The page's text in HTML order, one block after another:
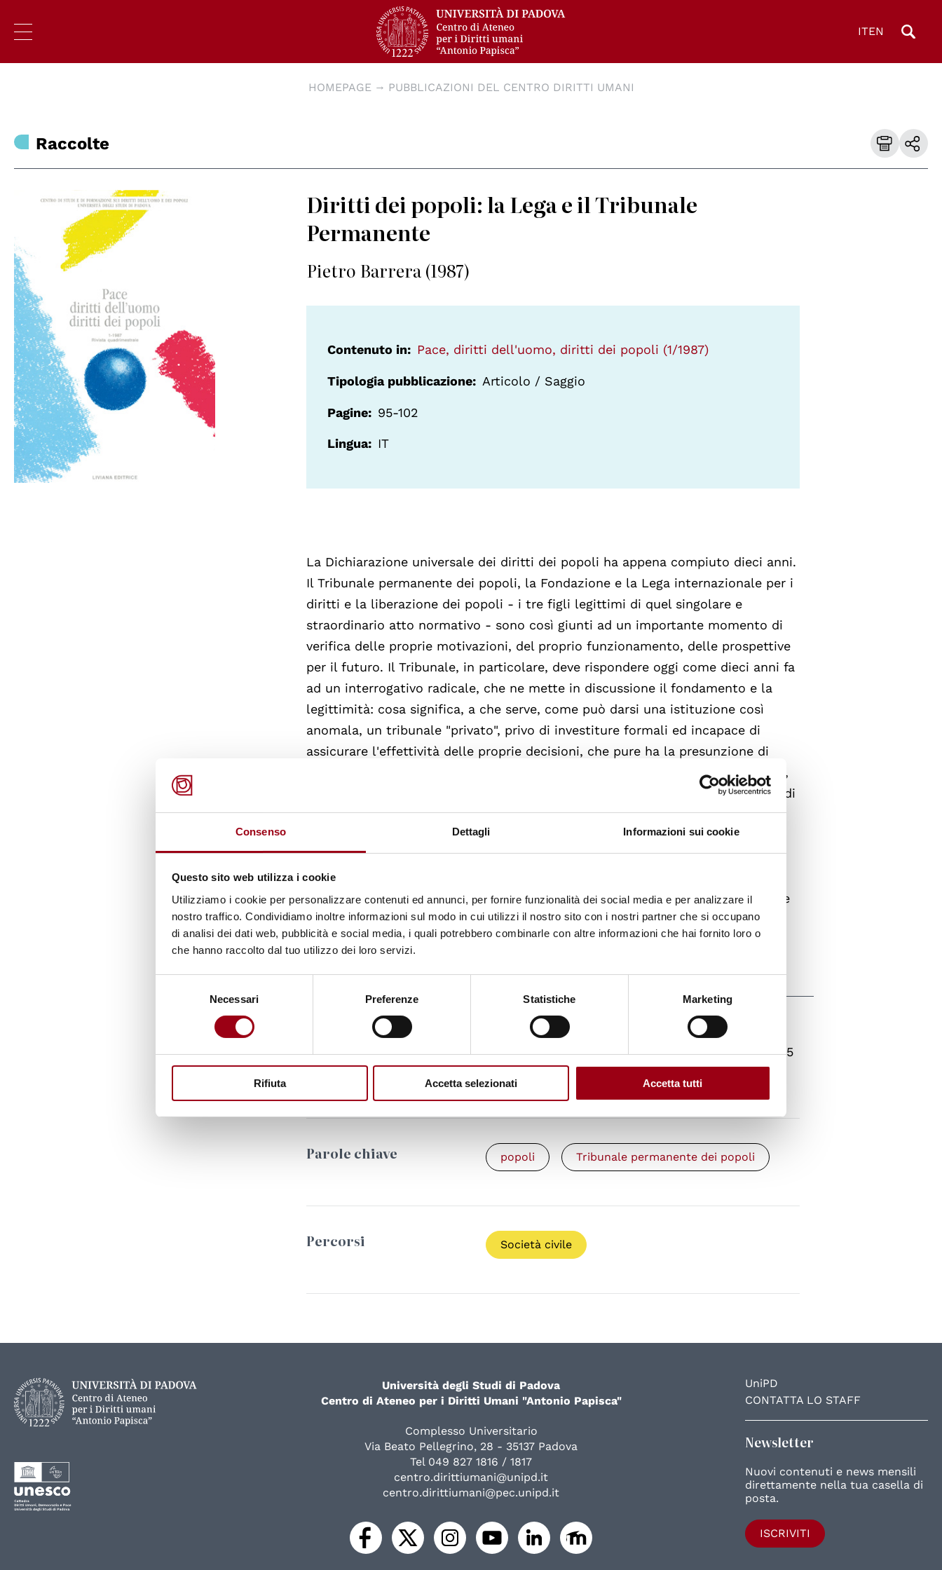
Consenso Dettagli Informazioni sui cookie
Questo sito web utilizza i cookie
Utilizziamo i cookie per personalizzare contenuti ed annunci, per fornire funzionalità dei social media e per analizzare il
nostro traffico. Condividiamo inoltre informazioni sul modo in cui utilizzi il nostro sito con i nostri partner che si occupano
di analisi dei dati web, pubblicità e social media, i quali potrebbero combinarle con altre informazioni che hai fornito loro o
che hanno raccolto dal tuo utilizzo dei loro servizi.
Necessari Preferenze Statistiche Marketing
Rifiuta Accetta selezionati Accetta tutti
ITEN
HOMEPAGE PUBBLICAZIONI DEL CENTRO DIRITTI UMANI
Raccolte
Diritti dei popoli: la Lega e il Tribunale
Permanente
Pietro Barrera (1987)
Contenuto in Pace, diritti dell'uomo, diritti dei popoli (1/1987)
Tipologia pubblicazione Articolo / Saggio
Pagine 95-102
Lingua IT
La Dichiarazione universale dei diritti dei popoli ha appena compiuto dieci anni.
Il Tribunale permanente dei popoli, la Fondazione e la Lega internazionale per i
diritti e la liberazione dei popoli - i tre figli legittimi di quel singolare e
straordinario atto normativo - sono così giunti ad un importante momento di
verifica delle proprie motivazioni, del proprio funzionamento, delle prospettive
per il futuro. Il Tribunale, in particolare, deve rispondere oggi come dieci anni fa
ad un interrogativo radicale, che ne mette in discussione il fondamento e la
legittimità: cosa significa, a che serve, come può darsi una istituzione così
anomala, un tribunale "privato", privo di investiture formali ed incapace di
assicurare l'effettività delle proprie decisioni, che pure ha la presunzione di
giudicare governi, organismi internazionali, imputati "eccellenti" della politica,
della finanza internazionale, delle forze armate di tanti paesi. Anche la Carta di
Algeri autorizzava le medesime perplessità: la pretesa di affiancarsi alle
risoluzioni delle Nazioni Unite ed alle "carte dei diritti" delle organizzazioni
regionali (in Europa, in America, più tardi in Africa), come momento di
codificazione di un diritto in fieri, era certamente arbitraria, né l'indiscutbile
prestigio delle personalità che l'avevano redatta - su proposta e sollecitazione
di Lelio Basso - era sufficiente a fugare ogni dubbio. [...]
Documenti
Diritti dei popoli: la Lega e il Tribunale
Permanente (Pietro Barrera - 1987) (pdf, 717.75
KB)
Parole chiave popoli Tribunale permanente dei popoli
Percorsi Società civile
UniPD
CONTATTA LO STAFF
Newsletter
Nuovi contenuti e news mensili
direttamente nella tua casella di
posta.
ISCRIVITI
Università degli Studi di Padova
Centro di Ateneo per i Diritti Umani "Antonio Papisca"
Complesso Universitario
Via Beato Pellegrino, 28 - 35137 Padova
Tel 049 827 1816 / 1817
centro.dirittiumani@unipd.it
centro.dirittiumani@pec.unipd.it